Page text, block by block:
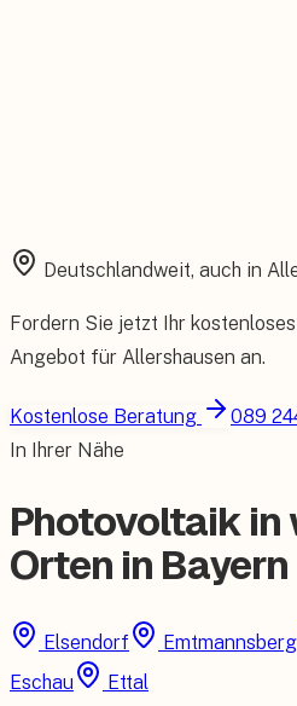
Deutschlandweit, auch in
Fordern Sie jetzt Ihr
Angebot für Allershausen an.
Kostenlose Beratung
089
In Ihrer Nähe
Photovoltaik in
Orten in Bayern
Elsendorf Emtmannsberg
Eschau
Ettal